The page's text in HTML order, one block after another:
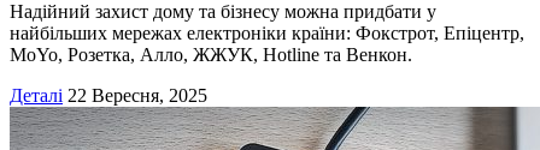
Надійний захист дому та бізнесу можна придбати у
найбільших мережах електроніки країни: Фокстрот, Епіцентр,
MoYo, Розетка, Алло, ЖЖУК, Hotline та Венкон.
Деталі 22 Вересня, 2025